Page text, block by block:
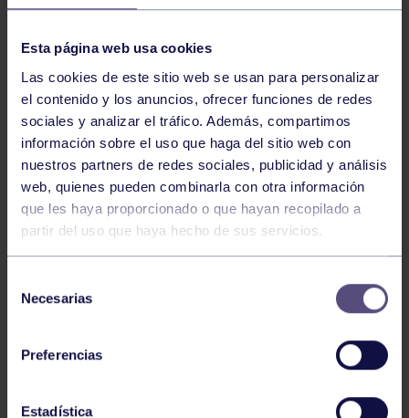
Esta página web usa cookies
Las cookies de este sitio web se usan para personalizar
el contenido y los anuncios, ofrecer funciones de redes
sociales y analizar el tráfico. Además, compartimos
información sobre el uso que haga del sitio web con
nuestros partners de redes sociales, publicidad y análisis
web, quienes pueden combinarla con otra información
que les haya proporcionado o que hayan recopilado a
partir del uso que haya hecho de sus servicios.
Necesarias
Preferencias
Estadística
NOTICIAS RELACIONADAS
Hockey 28 Jul 2026
ÓSCAR PALOMERO, RUMBO AL
MUNDIAL